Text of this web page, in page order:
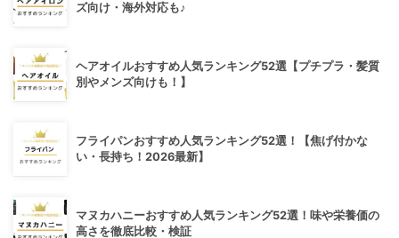
ズ向け・海外対応も♪
ヘアオイルおすすめ人気ランキング52選【プチプラ・髪質
別やメンズ向けも！】
フライパンおすすめ人気ランキング52選！【焦げ付かな
い・長持ち！2026最新】
マヌカハニーおすすめ人気ランキング52選！味や栄養価の
高さを徹底比較・検証